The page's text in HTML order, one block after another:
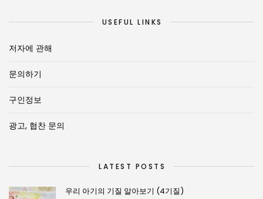
USEFUL LINKS
저자에 관해
문의하기
구인정보
광고, 협찬 문의
LATEST POSTS
우리 아기의 기질 알아보기 (4기질)